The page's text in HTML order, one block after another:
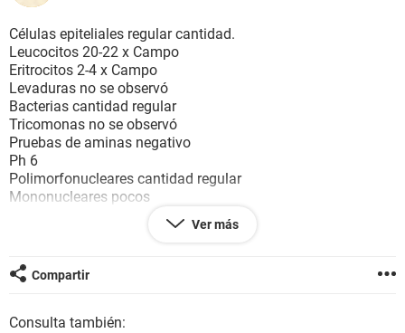
SEXUALIDAD
GLOSARIO
Células epiteliales regular cantidad.
Leucocitos 20-22 x Campo
Eritrocitos 2-4 x Campo
Levaduras no se observó
Bacterias cantidad regular
Tricomonas no se observó
Pruebas de aminas negativo
Ph 6
Polimorfonucleares cantidad regular
Mononucleares pocos
Levaduras sin seudohifas no se observó
Bacilos cortos gram + cantidad regular
Ver más
Compartir
Consulta también: